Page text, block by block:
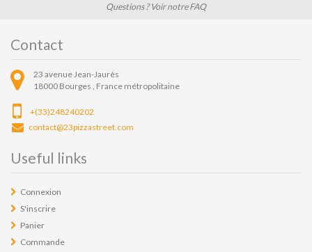
Questions ? Voir notre FAQ
Contact
23 avenue Jean-Jaurès
18000 Bourges , France métropolitaine
+(33)248240202
contact@23pizzastreet.com
Useful links
Connexion
S'inscrire
Panier
Commande